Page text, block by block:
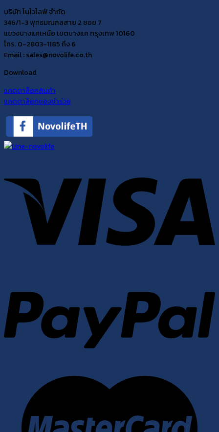
บริษัท โนโวไลฟ์ จำกัด
346/1-3 พุทธมณฑลสาย 2 ซอย 7
แขวงบางแคเหนือ เขตบางแค กรุงเทพ 10160
โทร. 0-2803-1185 ถึง 6
Email : sales@novolife.co.th
Download
แคตตาล็อกสินค้า
แคตตาล็อกของชำร่วย